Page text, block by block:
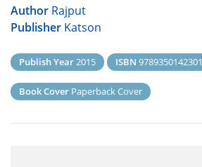
Author Rajput
Publisher Katson
Publish Year2015 ISBN 9789350142301
Book Cover Paperback Cover